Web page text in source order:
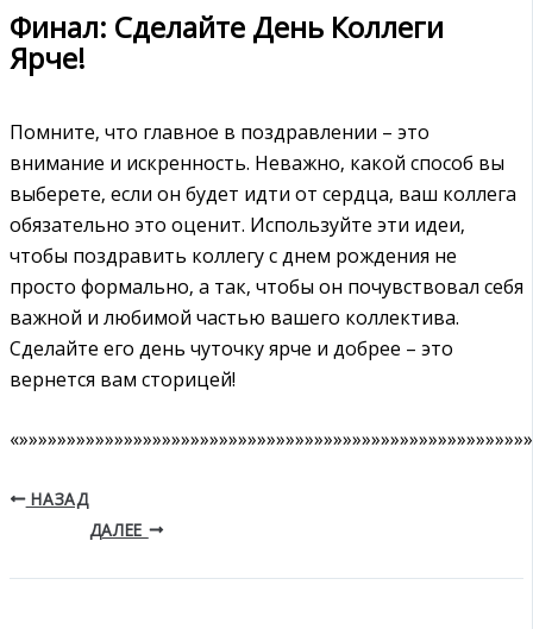
Финал: Сделайте День Коллеги
Ярче!
Помните‚ что главное в поздравлении – это
внимание и искренность. Неважно‚ какой способ вы
выберете‚ если он будет идти от сердца‚ ваш коллега
обязательно это оценит. Используйте эти идеи‚
чтобы поздравить коллегу с днем рождения не
просто формально‚ а так‚ чтобы он почувствовал себя
важной и любимой частью вашего коллектива.
Сделайте его день чуточку ярче и добрее – это
вернется вам сторицей!
НАЗАД
ДАЛЕЕ